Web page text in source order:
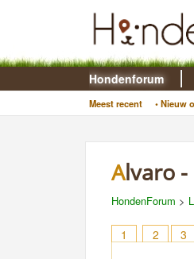
Hondenforum
Meest recent • Nieuw
Alvaro
HondenForum >
1 2 3